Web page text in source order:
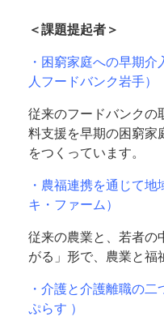
＜課題提起者＞
・困窮家庭への早期
人フードバンク岩手）
従来のフードバンクの
料支援を早期の困窮家
をつくっています。
・農福連携を通じて
キ・ファーム）
従来の農業と、若者の
がる」形で、農業と福
・介護と介護離職の
ぷらす ）